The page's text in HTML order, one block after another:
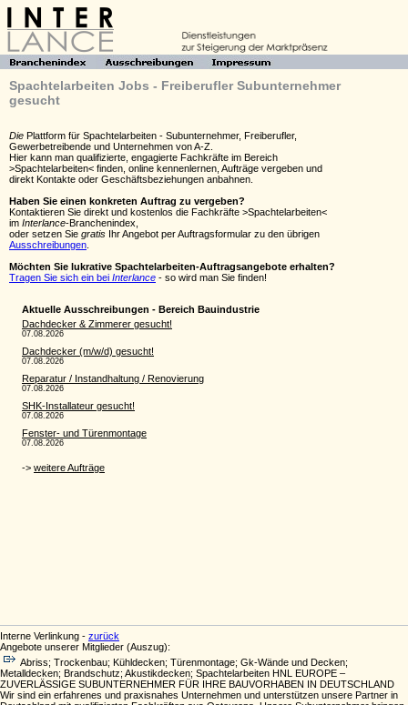
Spachtelarbeiten Jobs - Freiberufler Subunternehmer
gesucht
Die Plattform für Spachtelarbeiten - Subunternehmer, Freiberufler,
Gewerbetreibende und Unternehmen von A-Z.
Hier kann man qualifizierte, engagierte Fachkräfte im Bereich
>Spachtelarbeiten< finden, online kennenlernen, Aufträge vergeben und
direkt Kontakte oder Geschäftsbeziehungen anbahnen.
Haben Sie einen konkreten Auftrag zu vergeben?
Kontaktieren Sie direkt und kostenlos die Fachkräfte >Spachtelarbeiten<
im Interlance-Branchenindex,
oder setzen Sie gratis Ihr Angebot per Auftragsformular zu den übrigen
Ausschreibungen
Möchten Sie lukrative Spachtelarbeiten-Auftragsangebote erhalten?
Tragen Sie sich ein bei Interlance - so wird man Sie finden!
Interne Verlinkung - zurück
Angebote unserer Mitglieder (Auszug):
Abriss; Trockenbau; Kühldecken; Türenmontage; Gk-Wände und Decken;
Metalldecken; Brandschutz; Akustikdecken; Spachtelarbeiten HNL EUROPE –
ZUVERLÄSSIGE SUBUNTERNEHMER FÜR IHRE BAUVORHABEN IN DEUTSCHLAND
Wir sind ein erfahrenes und praxisnahes Unternehmen und unterstützen unsere Partner in